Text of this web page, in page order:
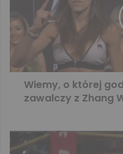
Wiemy, o której
zawalczy z Zhang